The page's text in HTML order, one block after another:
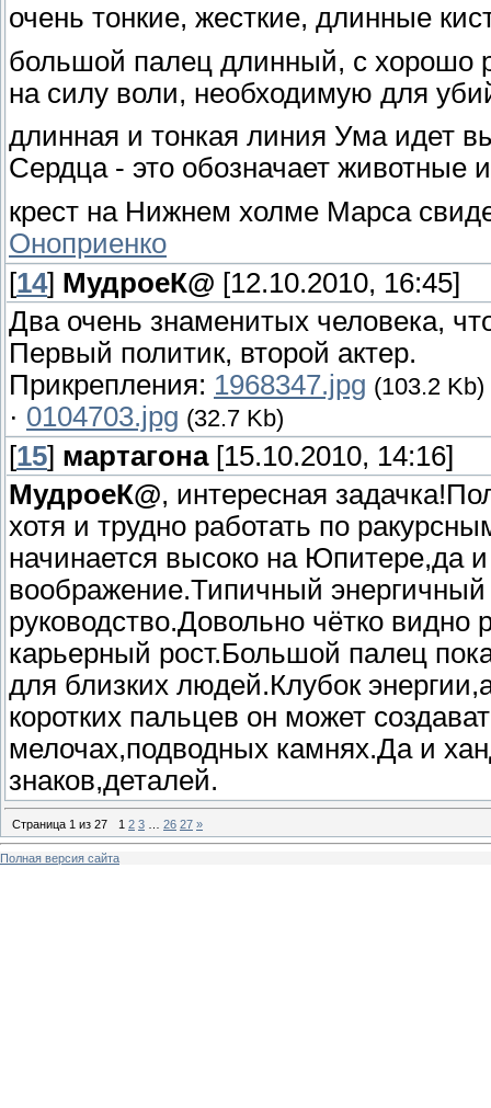
очень тонкие, жесткие, длинные
большой палец длинный, с хорошо
на силу воли, необходимую для
длинная и тонкая линия Ума идет
Сердца - это обозначает животные
крест на Нижнем холме Марса
Оноприенко
[14] МудроеК@ [12.10.2010, 16:45]
Два очень знаменитых человека,
Первый политик, второй актер.
Прикрепления: 1968347.jpg (103.2 Kb)
· 0104703.jpg (32.7 Kb)
[15] мартагона[15.10.2010, 14:16]
МудроеК@, интересная
хотя и трудно работать по
начинается высоко на Юпитере,да
воображение.Типичный
руководство.Довольно чётко
карьерный рост.Большой палец
для близких людей.Клубок
коротких пальцев он может
мелочах,подводных камнях.Да и
знаков,деталей.
Страница 1 из 27 1 2 3 26 27 »
Полная версия сайта